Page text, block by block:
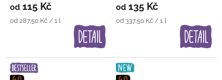
od 115 Kč
Měrná
od 287,50 Kč / 1 l
od 135 Kč
Měrná
od 337,50 Kč / 1 l